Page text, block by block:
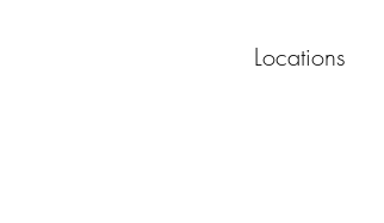
Locations